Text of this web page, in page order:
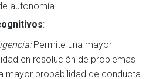
autonomía.
:
Permite una mayor
en resolución de problemas
mayor probabilidad de conducta